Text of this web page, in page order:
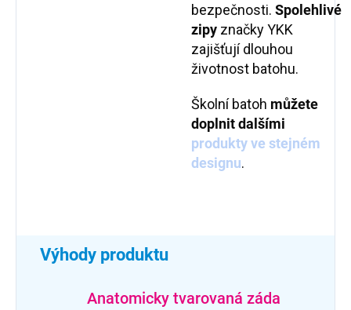
bezpečnosti. Spolehlivé
zipy značky YKK
zajišťují dlouhou
životnost batohu.
Školní batoh můžete
doplnit dalšími
produkty ve stejném
designu.
Výhody produktu
Anatomicky tvarovaná záda